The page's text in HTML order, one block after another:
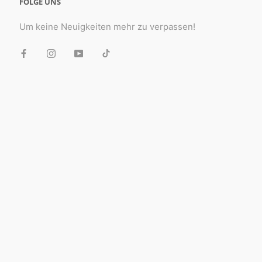
Um keine Neuigkeiten mehr zu verpassen!